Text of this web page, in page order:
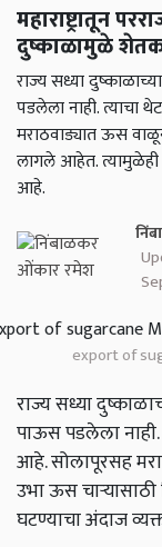
महाराष्ट्रातून
दुष्काळामुळे
राज्य सध्या
पडलेला नाही. त्याचा
मराठवाड्यात ऊस
लागले आहेत.
आहे.
export of
राज्य सध्या
पाऊस पडलेला नाही.
आहे. सोलापूरसह
उभा ऊस
घटण्याचा अंदाज